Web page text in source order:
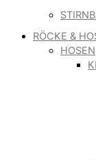
RÖCKE &
HOSEN